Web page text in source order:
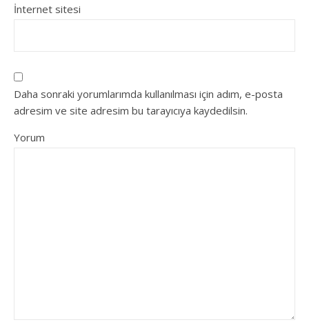
İnternet sitesi
Daha sonraki yorumlarımda kullanılması için adım, e-posta
adresim ve site adresim bu tarayıcıya kaydedilsin.
Yorum